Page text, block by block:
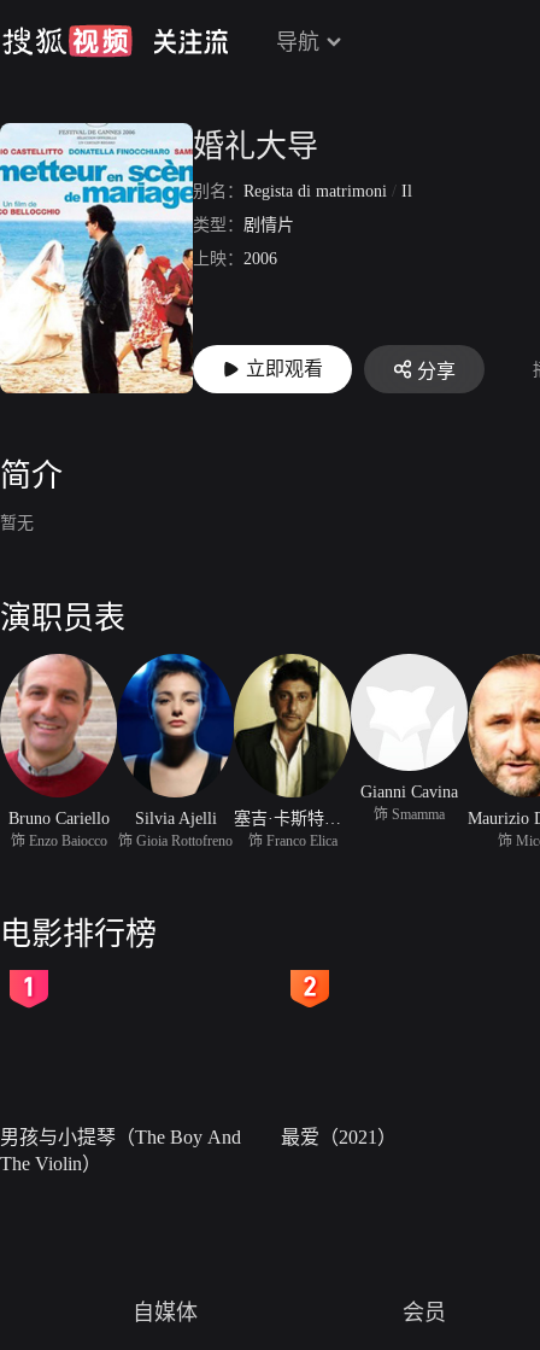
导航
婚礼大导
别名： Regista di matrimoni / Il
类型： 剧情片
上映： 2006
立即观看 分享
简介
暂无
演职员表
Bruno Cariello
饰 Enzo Baiocco
Silvia Ajelli
饰 Gioia Rottofreno 饰 Franco Elica
Gianni Cavina
饰 Smamma
饰
电影排行榜
男孩与小提琴（The Boy And
The Violin）
最爱（2021）
自媒体 会员